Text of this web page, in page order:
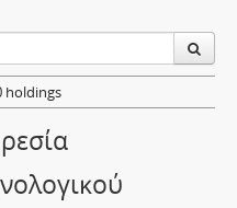
holdings